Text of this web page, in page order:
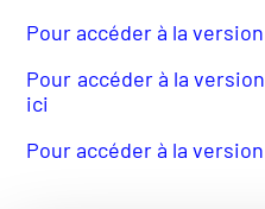
Pour accéder à la
Pour accéder à la
ici
Pour accéder à la